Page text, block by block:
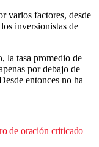
varios factores, desde
inversionistas de
la tasa promedio de
por debajo de
entonces no ha
de oración criticado